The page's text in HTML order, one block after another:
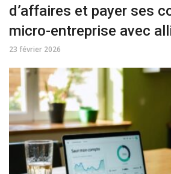
d’affaires et payer ses
micro-entreprise avec
23 février 2026